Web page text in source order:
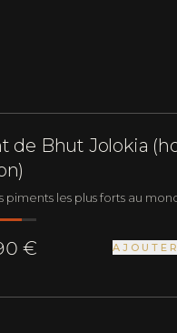
de Bhut Jolokia
piments les plus forts au
€